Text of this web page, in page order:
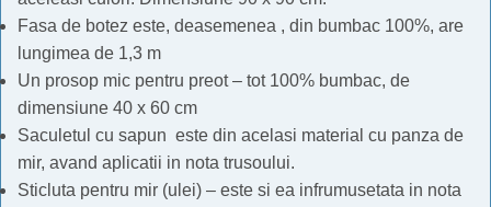
Fasa de botez este, deasemenea , din bumbac 100%, are
lungimea de 1,3 m
Un prosop mic pentru preot – tot 100% bumbac, de
dimensiune 40 x 60 cm
Saculetul cu sapun este din acelasi material cu panza de
mir, avand aplicatii in nota trusoului.
Sticluta pentru mir (ulei) – este si ea infrumusetata in nota